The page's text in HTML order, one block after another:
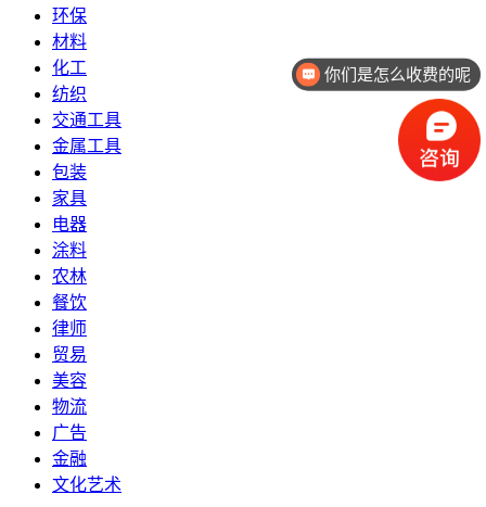
环保
材料
化工
纺织
交通工具
金属工具
包装
家具
电器
涂料
农林
餐饮
律师
贸易
美容
物流
广告
金融
文化艺术
你们是怎么收费的呢